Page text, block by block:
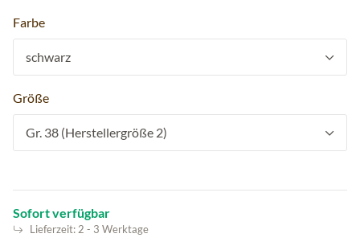
Farbe
schwarz
Größe
Gr. 38 (Herstellergröße 2)
Sofort verfügbar
Lieferzeit: 2 - 3 Werktage